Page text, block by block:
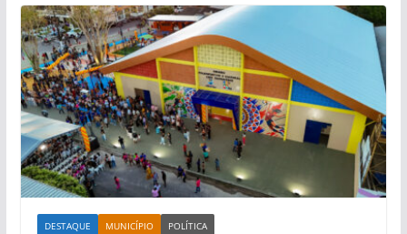
DESTAQUE MUNICÍPIO POLÍTICA